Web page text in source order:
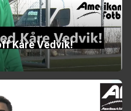
Kåre Vedvik!